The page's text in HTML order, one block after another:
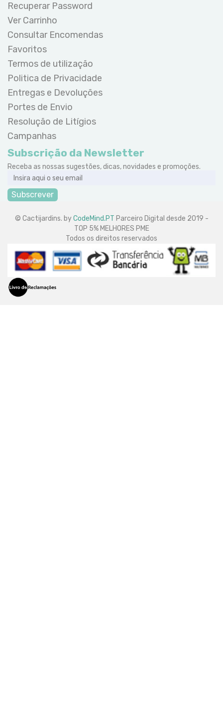
Recuperar Password
Ver Carrinho
Consultar Encomendas
Favoritos
Termos de utilização
Politica de Privacidade
Entregas e Devoluções
Portes de Envio
Resolução de Litígios
Campanhas
Subscrição da Newsletter
Receba as nossas sugestões, dicas, novidades e promoções.
Subscrever
© Cactijardins. byCodeMind.PT Parceiro Digital desde 2019 -
TOP 5% MELHORES PME
Todos os direitos reservados